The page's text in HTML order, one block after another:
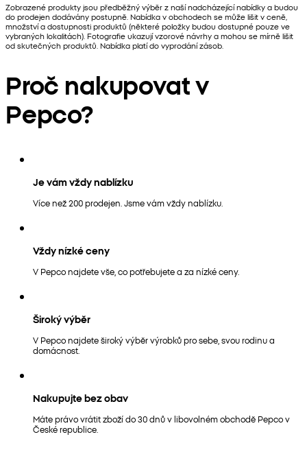
Zobrazené produkty jsou předběžný výběr z naší nadcházející nabídky a budou
do prodejen dodávány postupně. Nabídka v obchodech se může lišit v ceně,
množství a dostupnosti produktů (některé položky budou dostupné pouze ve
vybraných lokalitách). Fotografie ukazují vzorové návrhy a mohou se mírně lišit
od skutečných produktů. Nabídka platí do vyprodání zásob.
Proč nakupovat v
Pepco?
Je vám vždy nablízku
Více než 200 prodejen. Jsme vám vždy nablízku.
Vždy nízké ceny
V Pepco najdete vše, co potřebujete a za nízké ceny.
Široký výběr
V Pepco najdete široký výběr výrobků pro sebe, svou rodinu a
domácnost.
Nakupujte bez obav
Máte právo vrátit zboží do 30 dnů v libovolném obchodě Pepco v
České republice.